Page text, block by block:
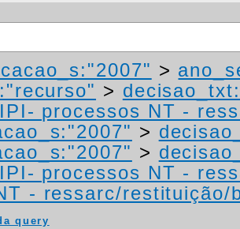
>
>
processos NT -
>
>
processos NT -
- ressarc/
query